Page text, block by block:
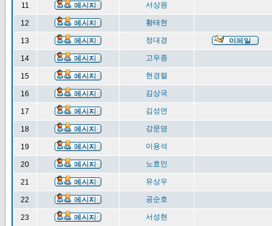
11 서상원
12 황태현
13 정대경
14 고우종
15 현경렬
16 김상국
17 김성연
18 강문영
19 이용석
20 노효인
21 유상우
22 공순호
23 서성현